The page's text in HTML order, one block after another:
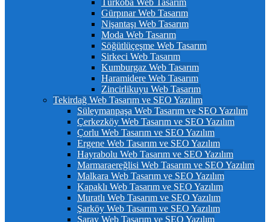
Türkoba Web Tasarım
Gürpınar Web Tasarım
Nişantaşı Web Tasarım
Moda Web Tasarım
Söğütlüçeşme Web Tasarım
Sirkeci Web Tasarım
Kumburgaz Web Tasarım
Haramidere Web Tasarım
Zincirlikuyu Web Tasarım
Tekirdağ Web Tasarım ve SEO Yazılım
Süleymanpaşa Web Tasarım ve SEO Yazılım
Çerkezköy Web Tasarım ve SEO Yazılım
Çorlu Web Tasarım ve SEO Yazılım
Ergene Web Tasarım ve SEO Yazılım
Hayrabolu Web Tasarım ve SEO Yazılım
Marmaraereğlisi Web Tasarım ve SEO Yazılım
Malkara Web Tasarım ve SEO Yazılım
Kapaklı Web Tasarım ve SEO Yazılım
Muratlı Web Tasarım ve SEO Yazılım
Şarköy Web Tasarım ve SEO Yazılım
Saray Web Tasarım ve SEO Yazılım